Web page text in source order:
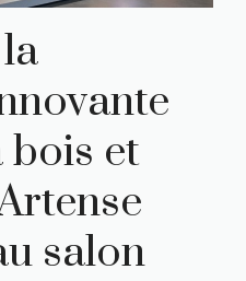
bois et
salon